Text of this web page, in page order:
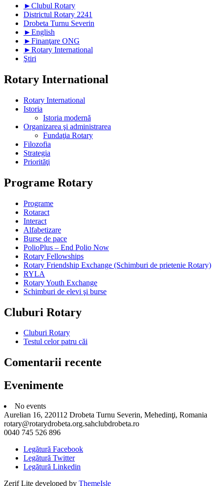
►Clubul Rotary
Districtul Rotary 2241
Drobeta Turnu Severin
►English
►Finanţare ONG
►Rotary International
Ştiri
Rotary International
Rotary International
Istoria
Istoria modernă
Organizarea şi administrarea
Fundaţia Rotary
Filozofia
Strategia
Priorităţi
Programe Rotary
Programe
Rotaract
Interact
Alfabetizare
Burse de pace
PolioPlus – End Polio Now
Rotary Fellowships
Rotary Friendship Exchange (Schimburi de prietenie Rotary)
RYLA
Rotary Youth Exchange
Schimburi de elevi şi burse
Cluburi Rotary
Cluburi Rotary
Testul celor patru căi
Comentarii recente
Evenimente
No events
Aurelian 16, 220112 Drobeta Turnu Severin, Mehedinţi, Romania
rotary@rotarydrobeta.org.sahclubdrobeta.ro
0040 745 526 896
Legătură Facebook
Legătură Twitter
Legătură Linkedin
Zerif Lite developed by ThemeIsle